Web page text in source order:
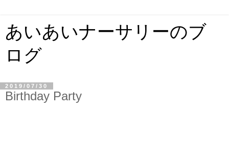
あいあいナーサリーのブ
ログ
2019/07/30
Birthday Party